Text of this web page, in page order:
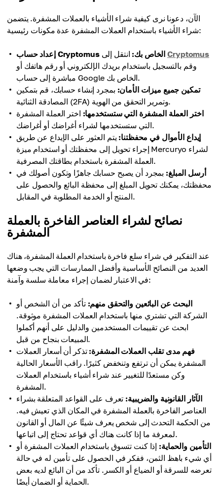
الآن، دعونا نرى كيفية شراء الأشياء بالعملات المشفرة. يتضمن
شراء الأشياء باستخدام العملات المشفرة عدة مكونات رئيسية:
إعداد حساب Cryptomus الخاص بك: انتقل إلىCryptomus
وقم بالتسجيل باستخدام بريدك الإلكتروني أو رقم هاتفك أو
مباشرة إلى حساب Google الخاص بك.
تمكين جميع ميزات الأمان: بمجرد إنشاء حسابك، قم بتمكين
المصادقة الثنائية (2FA) وتمرير التحقق من الهوية.
اختر العملة المشفرة التي ستستخدمها: اختر العملة المشفرة
التي ستستخدمها لشراء أغراضك أو أغراضك.
إيداع الأموال في محفظتنا: يتم العثور على الإيداع عن طريق
إجراء تحويل إلى محفظتك أو استخدام ميزة Mercuryo لشراء
العملة المشفرة باستخدام بطاقتك المصرفية.
أرسل المبلغ: بمجرد أن يصبح حسابك جاهزًا وتكون أصولك في
محفظتك، يمكنك تحويل المبلغ إلى محفظة البائع والحصول على
المنتج أو الخدمة المطلوبة في المقابل.
نصائح لشراء العناصر الفاخرة بالعملة
المشفرة
عند التفكير في شراء سلع فاخرة باستخدام العملة المشفرة، هناك
العديد من النصائح الأساسية وأفضل الممارسات التي يجب وضعها
في الاعتبار لضمان إجراء معاملة سلسة وآمنة:
البحث عن البائعين والتحقق منهم: تأكد من أن الشخص أو
الشركة التي تشتري منها باستخدام العملات المشفرة موثوقة.
ابحث عن تقييمات المستخدمين والدليل على أنهم أكملوا
المبيعات بنجاح من قبل.
فهم مدى تقلب العملات المشفرة: تذكر أن أسعار العملات
المشفرة يمكن أن ترتفع وتنخفض كثيرًا. راقب الأسعار الحالية
وكن مستعدًا للتغيير عند شراء أشياء باستخدام العملات
المشفرة.
الآثار القانونية والضريبية: تعرف على القواعد المتعلقة بشراء
العناصر الفاخرة بالعملة المشفرة في المكان الذي تعيش فيه.
من الحكمة التحدث إلى شخص يعرف شيئًا عن المال أو القانون
لمعرفة ما إذا كانت هناك أي قواعد تحتاج إلى اتباعها.
التأمين والحماية: إذا كنت تتسوق باستخدام العملات المشفرة أو
أي شيء باهظ الثمن، ففكر في الحصول على تأمين له في حالة
تعرضه للسرقة أو الضياع أو الكسر. تأكد من أن البائع لديه بعض
الحماية أو الضمان أيضًا.